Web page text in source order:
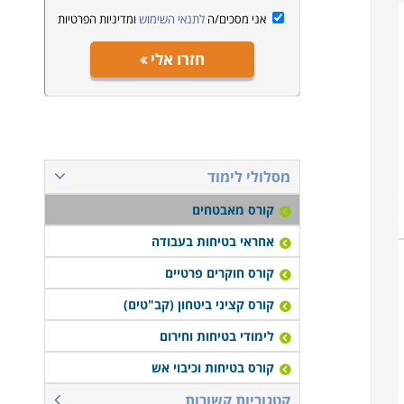
אני מסכים/הלתנאי השימוש ומדיניות הפרטיות
חזרו אלי
מסלולי לימוד
קורס מאבטחים
אחראי בטיחות בעבודה
קורס חוקרים פרטיים
קורס קציני ביטחון (קב"טים)
לימודי בטיחות וחירום
קורס בטיחות וכיבוי אש